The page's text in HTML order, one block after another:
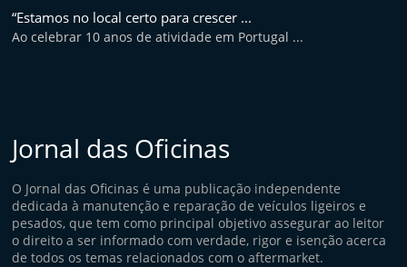
“Estamos no local certo para crescer ...
Ao celebrar 10 anos de atividade em Portugal ...
Jornal das Oficinas
O Jornal das Oficinas é uma publicação independente
dedicada à manutenção e reparação de veículos ligeiros e
pesados, que tem como principal objetivo assegurar ao leitor
o direito a ser informado com verdade, rigor e isenção acerca
de todos os temas relacionados com o aftermarket.